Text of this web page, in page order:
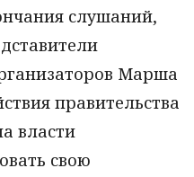
слушаний,
Марша
правительства
власти
свою